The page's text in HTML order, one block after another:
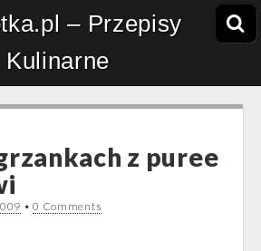
– Przepisy
Kulinarne
z puree
•0 Comments